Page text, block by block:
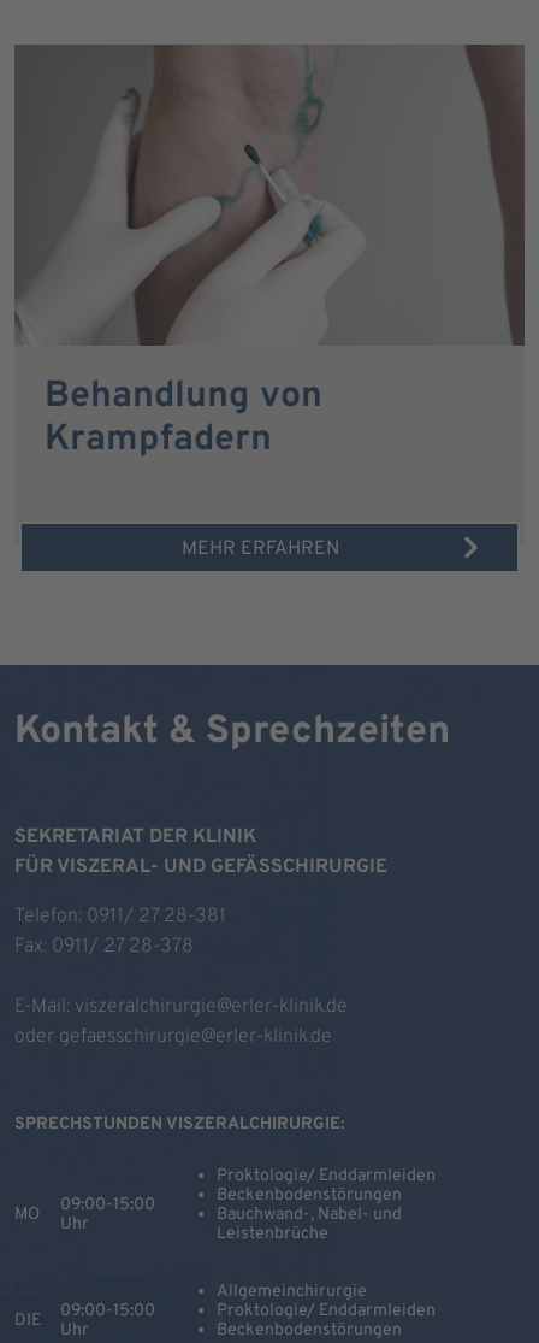
Behandlung von
Krampfadern
MEHR ERFAHREN
Kontakt & Sprechzeiten
SEKRETARIAT DER KLINIK
FÜR VISZERAL- UND GEFÄSSCHIRURGIE
Telefon: 0911/ 27 28-381
Fax: 0911/ 27 28-378
E-Mail: viszeralchirurgie@erler-klinik.de
oder gefaesschirurgie@erler-klinik.de
SPRECHSTUNDEN VISZERALCHIRURGIE:
MO
09:00-15:00
Uhr
Proktologie/ Enddarmleiden
Beckenbodenstörungen
Bauchwand-, Nabel- und
Leistenbrüche
DIE
09:00-15:00
Uhr
Allgemeinchirurgie
Proktologie/ Enddarmleiden
Beckenbodenstörungen